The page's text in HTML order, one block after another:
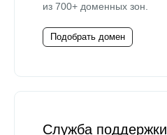
из 700+ доменных зон.
Подобрать домен
Служба поддержки